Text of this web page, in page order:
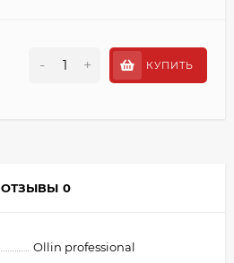
- + КУПИТЬ
ОТЗЫВЫ 0
Ollin professional